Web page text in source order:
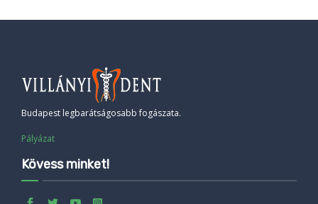
Budapest legbarátságosabb fogászata.
Pályázat
Kövess minket!